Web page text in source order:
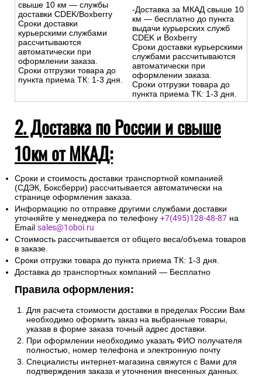
свыше 10 км — службы
доставки CDEK/Boxberry
Сроки доставки
курьерскими службами
рассчитываются
автоматически при
оформлении заказа.
Сроки отгрузки товара до
пункта приема ТК: 1-3 дня.
-Доставка за МКАД свыше 10
км — бесплатно до пункта
выдачи курьерских служб
CDEK и Boxberry
Сроки доставки курьерскими
службами рассчитываются
автоматически при
оформлении заказа.
Сроки отгрузки товара до
пункта приема ТК: 1-3 дня.
2. Доставка по России и свыше
10км от МКАД:
Сроки и стоимость доставки транспортной компанией
(СДЭК, Боксберри) рассчитывается автоматически на
странице оформления заказа.
Информацию по отправке другими службами доставки
уточняйте у менеджера по телефону +7(495)128-48-87 на
Email sales@1oboi.ru
Стоимость рассчитывается от общего веса/объема товаров
в заказе.
Сроки отгрузки товара до пункта приема ТК: 1-3 дня.
Доставка до транспортных компаний — Бесплатно
Правила оформления:
Для расчета стоимости доставки в пределах России Вам
необходимо оформить заказ на выбранные товары,
указав в форме заказа точный адрес доставки.
При оформлении необходимо указать ФИО получателя
полностью, номер телефона и электронную почту
Специалисты интернет-магазина свяжутся с Вами для
подтверждения заказа и уточнения внесенных данных.